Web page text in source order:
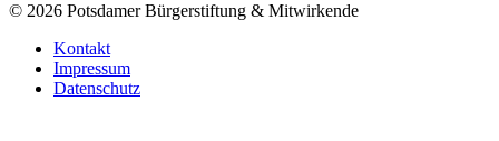
© 2026 Potsdamer Bürgerstiftung & Mitwirkende
Kontakt
Impressum
Datenschutz